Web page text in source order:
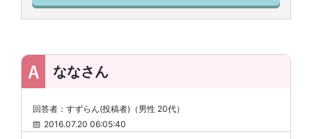
ななさん
回答者：すずらん(投稿者)（男性 20代）
2016.07.20 06:05:40